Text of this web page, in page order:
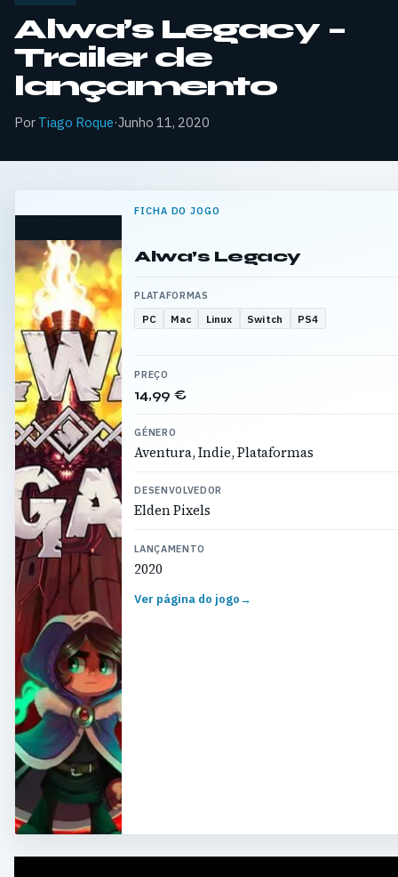
Alwa’s Legacy –
Trailer de
lançamento
Por Tiago Roque·Junho 11, 2020
FICHA DO JOGO
Alwa’s Legacy
PLATAFORMAS
PC Mac Linux Switch PS4
PREÇO
14,99 €
GÉNERO
Aventura, Indie, Plataformas
DESENVOLVEDOR
Elden Pixels
LANÇAMENTO
2020
Ver página do jogo→